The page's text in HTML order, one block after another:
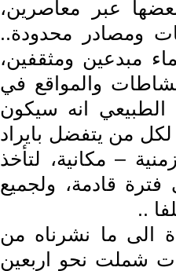
عبر معاصرين،
ومصادر محدودة..
مبدعين ومثقفين،
والمواقع في
الطبيعي انه سيكون
من يتفضل بايراد
– مكانية، لتأخذ
قادمة، ولجميع
..
الى ما نشرناه من
شملت نحو اربعين